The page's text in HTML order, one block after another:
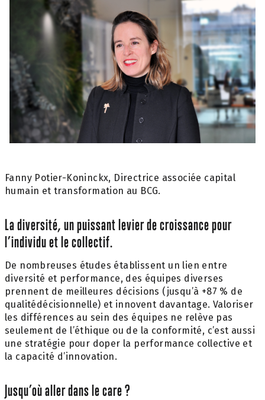
Fanny Potier-Koninckx, Directrice associée capital
humain et transformation au BCG.
La diversité, un puissant levier de croissance pour
l’individu et le collectif.
De nombreuses études établissent un lien entre
diversité et performance, des équipes diverses
prennent de meilleures décisions (jusqu’à +87 % de
qualitédécisionnelle) et innovent davantage. Valoriser
les différences au sein des équipes ne relève pas
seulement de l’éthique ou de la conformité, c’est aussi
une stratégie pour doper la performance collective et
la capacité d’innovation.
Jusqu’où aller dans le care ?